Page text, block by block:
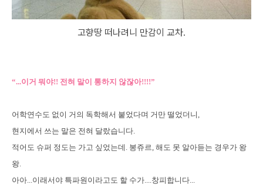
고향땅 떠나려니 만감이 교차.
“...이거 뭐야!! 전혀 말이 통하지 않잖아!!!!”
어학연수도 없이 거의 독학해서 붙었다며 거만 떨었더니,
현지에서 쓰는 말은 전혀 달랐습니다.
적어도 슈퍼 정도는 가고 싶었는데. 봉쥬르, 해도 못 알아듣는 경우가 왕
왕.
아아...이래서야 특파원이라고도 할 수가....창피합니다...